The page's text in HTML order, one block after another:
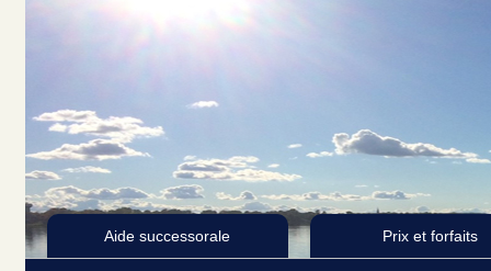
Aide successorale Prix et forfaits